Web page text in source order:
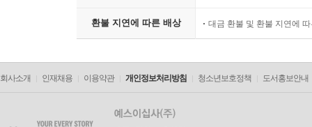
환불 지연에 따른 배상 대금 환불 및 환불 지연에
회사소개 인재채용 이용약관 개인정보처리방침 청소년보호정책 도서홍보안내